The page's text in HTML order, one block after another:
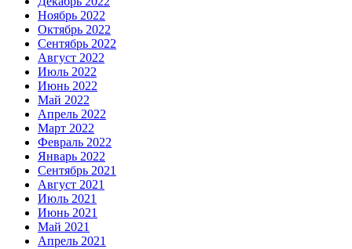
Ноябрь 2022
Октябрь 2022
Сентябрь 2022
Август 2022
Июль 2022
Июнь 2022
Май 2022
Апрель 2022
Март 2022
Февраль 2022
Январь 2022
Сентябрь 2021
Август 2021
Июль 2021
Июнь 2021
Май 2021
Апрель 2021